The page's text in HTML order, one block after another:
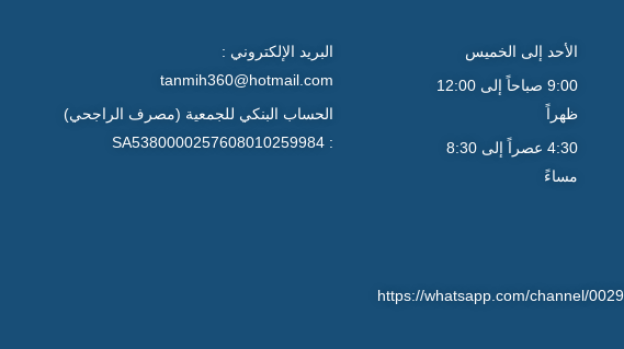
https://whatsapp.com/channel/
الأحد إلى الخميس
9:00 صباحاً إلى 12:00
ظهراً
4:30 عصراً إلى 8:30
مساءً
البريد الإلكتروني :
tanmih360@hotmail.com
الحساب البنكي للجمعية (مصرف الراجحي)
: SA5380000257608010259984